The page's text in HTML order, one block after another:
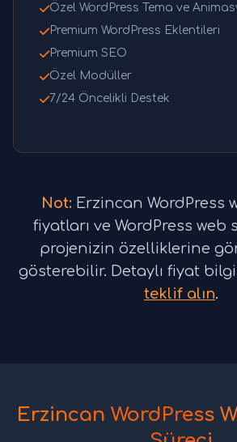
Özel WordPress Tema ve
Premium WordPress Eklentileri
Premium SEO
Özel Modüller
7/24 Öncelikli Destek
Not: Erzincan WordPress
fiyatları ve WordPress web
projenizin özelliklerine
gösterebilir. Detaylı fiyat
teklif alın.
Erzincan WordPress